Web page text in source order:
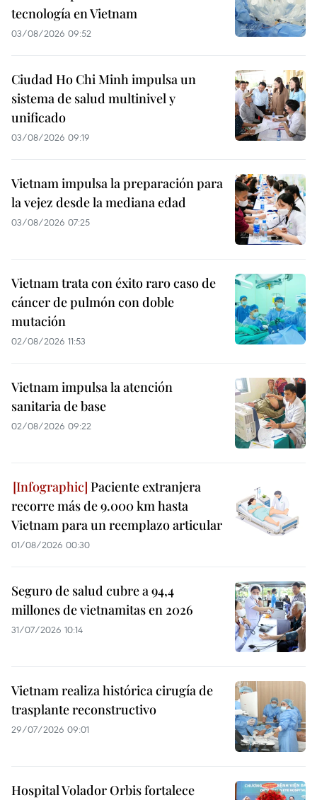
tecnología en Vietnam
03/08/2026 09:52
Ciudad Ho Chi Minh impulsa un
sistema de salud multinivel y
unificado
03/08/2026 09:19
Vietnam impulsa la preparación para
la vejez desde la mediana edad
03/08/2026 07:25
Vietnam trata con éxito raro caso de
cáncer de pulmón con doble
mutación
02/08/2026 11:53
Vietnam impulsa la atención
sanitaria de base
02/08/2026 09:22
Paciente extranjera
recorre más de 9.000 km hasta
Vietnam para un reemplazo articular
01/08/2026 00:30
Seguro de salud cubre a 94,4
millones de vietnamitas en 2026
31/07/2026 10:14
Vietnam realiza histórica cirugía de
trasplante reconstructivo
29/07/2026 09:01
Hospital Volador Orbis fortalece